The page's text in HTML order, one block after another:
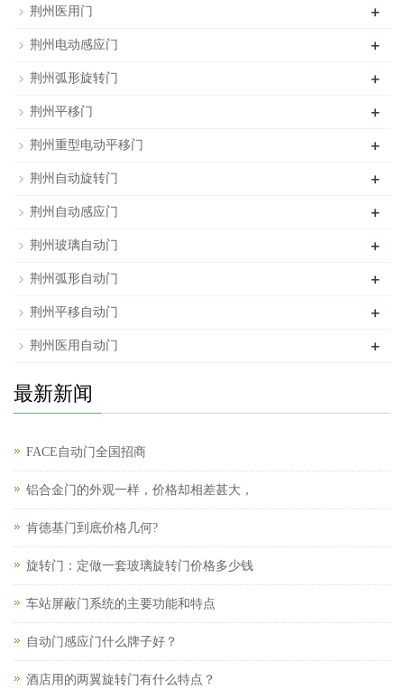
荆州医用门 +
荆州电动感应门 +
荆州弧形旋转门 +
荆州平移门 +
荆州重型电动平移门 +
荆州自动旋转门 +
荆州自动感应门 +
荆州玻璃自动门 +
荆州弧形自动门 +
荆州平移自动门 +
荆州医用自动门 +
最新新闻
FACE自动门全国招商
铝合金门的外观一样，价格却相差甚大，
肯德基门到底价格几何?
旋转门：定做一套玻璃旋转门价格多少钱
车站屏蔽门系统的主要功能和特点
自动门感应门什么牌子好？
酒店用的两翼旋转门有什么特点？